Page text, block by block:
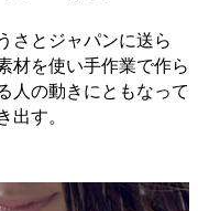
さとジャパンに送ら
材を使い手作業で作ら
人の動きにともなって
出す。